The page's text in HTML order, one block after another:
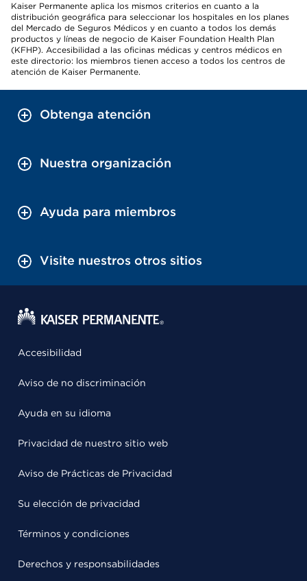
Kaiser Permanente aplica los mismos criterios en cuanto a la
distribución geográfica para seleccionar los hospitales en los planes
del Mercado de Seguros Médicos y en cuanto a todos los demás
productos y líneas de negocio de Kaiser Foundation Health Plan
(KFHP). Accesibilidad a las oficinas médicas y centros médicos en
este directorio: los miembros tienen acceso a todos los centros de
atención de Kaiser Permanente.
Obtenga atención
Nuestra organización
Ayuda para miembros
Visite nuestros otros sitios
Accesibilidad
Aviso de no discriminación
Ayuda en su idioma
Privacidad de nuestro sitio web
Aviso de Prácticas de Privacidad
Su elección de privacidad
Términos y condiciones
Derechos y responsabilidades